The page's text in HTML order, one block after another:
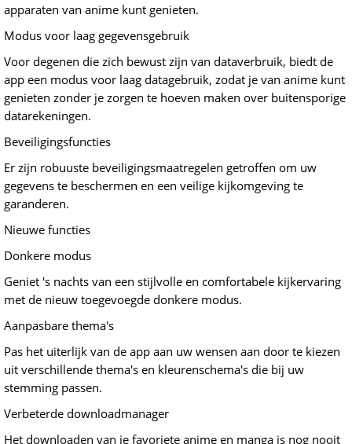
apparaten van anime kunt genieten.
Modus voor laag gegevensgebruik
Voor degenen die zich bewust zijn van dataverbruik, biedt de
app een modus voor laag datagebruik, zodat je van anime kunt
genieten zonder je zorgen te hoeven maken over buitensporige
datarekeningen.
Beveiligingsfuncties
Er zijn robuuste beveiligingsmaatregelen getroffen om uw
gegevens te beschermen en een veilige kijkomgeving te
garanderen.
Nieuwe functies
Donkere modus
Geniet 's nachts van een stijlvolle en comfortabele kijkervaring
met de nieuw toegevoegde donkere modus.
Aanpasbare thema's
Pas het uiterlijk van de app aan uw wensen aan door te kiezen
uit verschillende thema's en kleurenschema's die bij uw
stemming passen.
Verbeterde downloadmanager
Het downloaden van je favoriete anime en manga is nog nooit